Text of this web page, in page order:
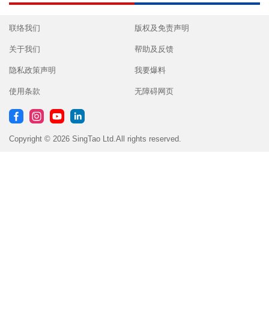
联络我们
关于我们
隐私政策声明
使用条款
版权及免责声明
帮助及反馈
我要爆料
无障碍网页
Copyright © 2026 SingTao Ltd.All rights reserved.